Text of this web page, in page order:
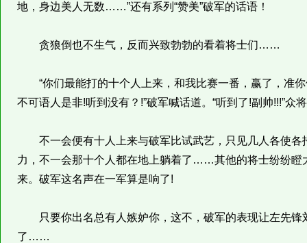
地，身边美人无数……”还有系列“赞美”破军的话语！
贪狼倒也不生气，反而兴致勃勃的看着将士们……
“你们最能打的十个人上来，和我比赛一番，赢了，准你
不可语人是非!听到没有？!”破军喊话道。“听到了!副帅!!!”众
不一会便有十人上来与破军比试武艺，只见几人各使各
力，不一会那十个人都在地上躺着了……其他的将士纷纷瞪
来。破军这名声在一军算是响了!
只要你出名总有人嫉妒你，这不，破军的表现让左先锋
了……